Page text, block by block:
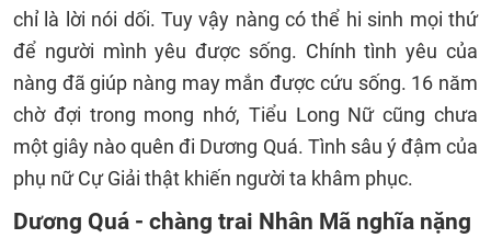
chỉ là lời nói dối. Tuy vậy nàng có thể hi sinh mọi thứ
để người mình yêu được sống. Chính tình yêu của
nàng đã giúp nàng may mắn được cứu sống. 16 năm
chờ đợi trong mong nhớ, Tiểu Long Nữ cũng chưa
một giây nào quên đi Dương Quá. Tình sâu ý đậm của
phụ nữ Cự Giải thật khiến người ta khâm phục.
Dương Quá - chàng trai Nhân Mã nghĩa nặng